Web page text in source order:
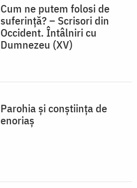
Cum ne putem folosi de
suferință? – Scrisori din
Occident. Întâlniri cu
Dumnezeu (XV)
Parohia și conștiința de
enoriaș